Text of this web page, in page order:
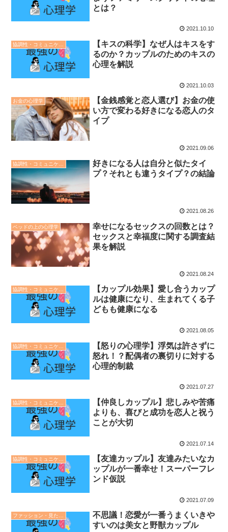
とは？
2021.10.10
【キスの科学】なぜ人はキスをす
るのか？カップルのためのキスの
心理を解説
2021.10.03
お金の心理学
【金銭感覚と恋人選び】お金の使
い方で変わる好きになる恋人のタ
イプ
2021.09.06
好きになる人は自分と似たタイ
プ？それとも違うタイプ？の結論
2021.08.26
ベッドの上の心理学
幸せになるセックスの回数とは？
セックスと幸福度に関する調査結
果を解説
2021.08.24
協調性・コミュニケーション・人間関係の心理学
【カップル効果】愛し合うカップ
ルは健康になり、生まれてくる子
どもも健康になる
2021.08.05
【怒りの心理学】浮気は許さずに
怒れ！？配偶者の裏切りに対する
心理的制裁
2021.07.27
【仲良しカップル】悲しみや苦痛
よりも、喜びと成功を恋人と祝う
ことが大切
2021.07.14
【友達カップル】友達みたいなカ
ップルが一番幸せ！スーパーフレ
ンド仮説
2021.07.09
ファッション・見た目の心理学
不思議！恋愛が一番うまくいきや
すいのは美女と野獣カップル